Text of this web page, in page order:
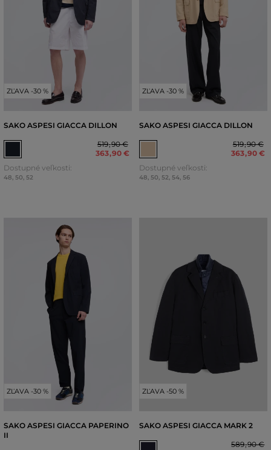
ZĽAVA -30 %
SAKO ASPESI GIACCA DILLON
519,90 €
363,90 €
Dostupné veľkosti:
48, 50, 52
ZĽAVA -30 %
SAKO ASPESI GIACCA DILLON
519,90 €
363,90 €
Dostupné veľkosti:
48, 50, 52, 54, 56
ZĽAVA -30 %
SAKO ASPESI GIACCA PAPERINO
II
ZĽAVA -50 %
SAKO ASPESI GIACCA MARK 2
589,90 €